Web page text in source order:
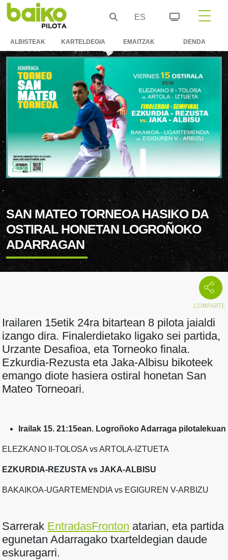
ES
ALBISTEAK KARTELDEGIA EMAITZAK DENDA
SAN MATEO TORNEOA HASIKO DA
OSTIRAL HONETAN LOGROÑOKO
ADARRAGAN
Irailaren 15etik 24ra bitartean 8 pilota jaialdi
izango dira. Finalerdietako ligako sei partida,
Urzante Desafioa, eta Torneoko finala.
Ezkurdia-Rezusta eta Jaka-Albisu bikoteek
emango diote hasiera ostiral honetan San
Mateo Torneoari.
Irailak 15. 21:15ean. Logroñoko Adarraga pilotalekuan
ELEZKANO II-TOLOSA vs ARTOLA-IZTUETA
EZKURDIA-REZUSTA vs JAKA-ALBISU
BAKAIKOA-UGARTEMENDIA vs EGIGUREN V-ARBIZU
Sarrerak EntradasFronton atarian, eta partida
egunetan Adarragako txarteldegian daude
eskuragarri.